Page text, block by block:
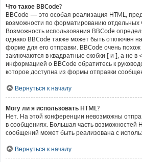
Что такое BBCode?
BBCode — это особая реализация HTML,
возможности по форматированию отдельных
Возможность использования BBCode
однако BBCode также может быть отключён
форме для его отправки. BBCode очень похож
заключаются в квадратные скобки [ и ], а не в
информацией о BBCode обратитесь к
которое доступна из формы отправки
Вернуться к началу
Могу ли я использовать HTML?
Нет. На этой конференции невозможны
в сообщениях. Большая часть возможностей
сообщений может быть реализована с
Вернуться к началу